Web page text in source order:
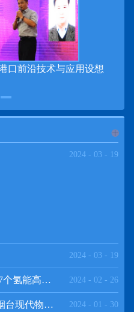
口前沿技术与应用设想
2024 - 03 - 19
2024 - 03 - 19
物流“大动脉” 网络“氢”先行 7个氢能高速场景落地京津冀 2024 - 02 - 26
货畅其流，一城繁华——看烟台现代物流发展 2024 - 01 - 30
频道
>>